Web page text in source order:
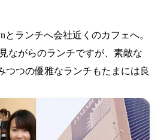
とランチへ会社近くのカフェへ。
ながらのランチですが、素敵な
つつの優雅なランチもたまには良